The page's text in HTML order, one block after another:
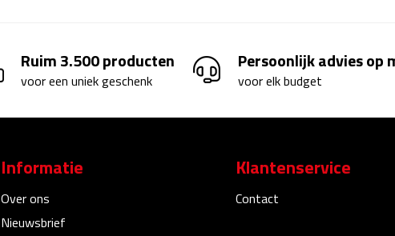
Ruim 3.500 producten
voor een uniek geschenk
Persoonlijk advies op
voor elk budget
Informatie
Over ons
Nieuwsbrief
Klantenservice
Contact